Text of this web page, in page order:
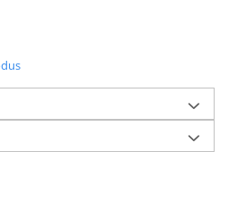
câinele West Highland White
una din cele mai populare rase
dumneavoastră Westie
a-și menține calitatea și starea